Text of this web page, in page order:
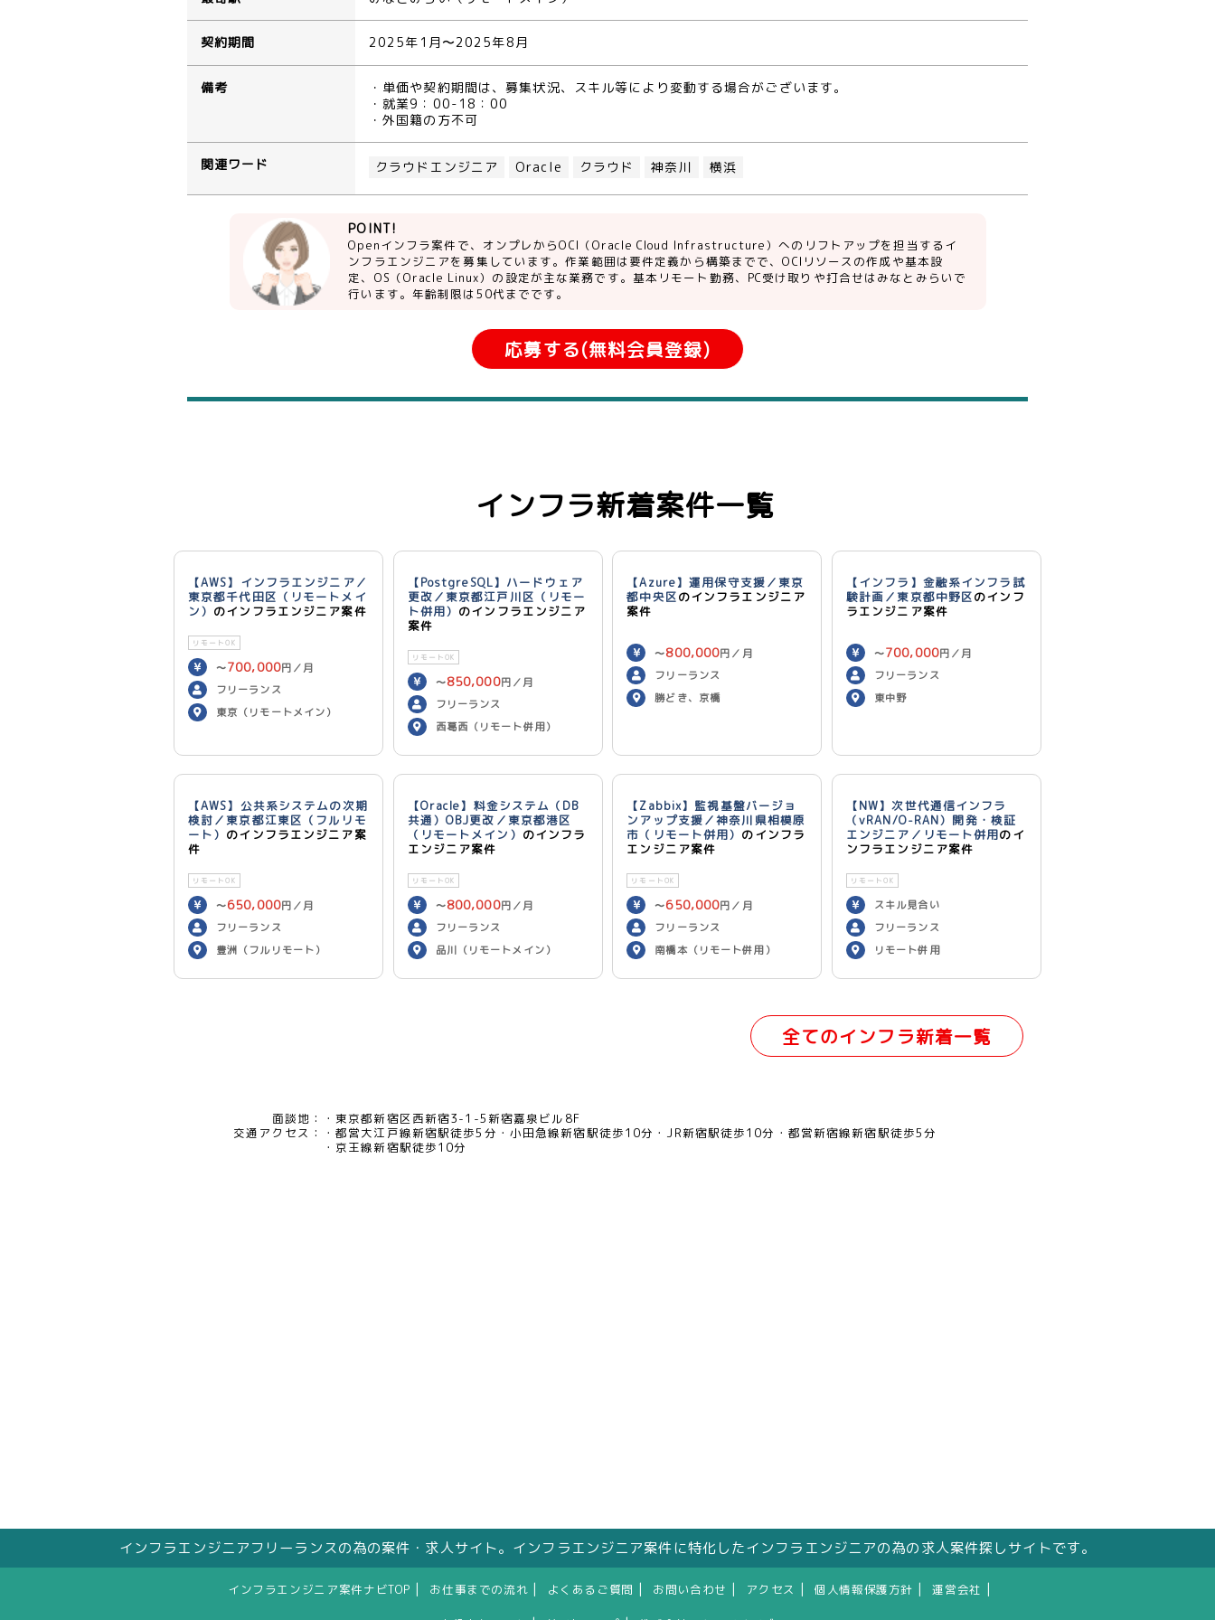
契約期間 2025年1月〜2025年8月
備考
・単価や契約期間は、募集状況、スキル等により変動する場合がございます。
・就業9：00-18：00
・外国籍の方不可
関連ワード クラウドエンジニア Oracle クラウド 神奈川 横浜
POINT!
Openインフラ案件で、オンプレからOCI（Oracle Cloud Infrastructure）へのリフトアップを担当するイ
ンフラエンジニアを募集しています。作業範囲は要件定義から構築までで、OCIリソースの作成や基本設
定、OS（Oracle Linux）の設定が主な業務です。基本リモート勤務、PC受け取りや打合せはみなとみらいで
行います。年齢制限は50代までです。
応募する(無料会員登録)
インフラ新着案件一覧
【AWS】インフラエンジニア／
東京都千代田区（リモートメイ
ン） のインフラエンジニア案件
リモートOK
〜700,000円／月
フリーランス
東京（リモートメイン）
【PostgreSQL】ハードウェア
更改／東京都江戸川区（リモー
ト併用） のインフラエンジニア
案件
リモートOK
〜850,000円／月
フリーランス
西葛西（リモート併用）
【Azure】運用保守支援／東京
都中央区のインフラエンジニア
案件
〜800,000円／月
フリーランス
勝どき、京橋
【インフラ】金融系インフラ試
験計画／東京都中野区のインフ
ラエンジニア案件
〜700,000円／月
フリーランス
東中野
【AWS】公共系システムの次期
検討／東京都江東区（フルリモ
ート） のインフラエンジニア案
件
リモートOK
〜650,000円／月
フリーランス
豊洲（フルリモート）
【Oracle】料金システム（DB
共通）OBJ更改／東京都港区
（リモートメイン） のインフラ
エンジニア案件
リモートOK
〜800,000円／月
フリーランス
品川（リモートメイン）
【Zabbix】監視基盤バージョ
ンアップ支援／神奈川県相模原
市（リモート併用） のインフラ
エンジニア案件
リモートOK
〜650,000円／月
フリーランス
南橋本（リモート併用）
【NW】次世代通信インフラ
（vRAN/O-RAN）開発・検証
エンジニア／リモート併用のイ
ンフラエンジニア案件
リモートOK
スキル見合い
フリーランス
リモート併用
全てのインフラ新着一覧
面談地：
東京都新宿区西新宿3-1-5新宿嘉泉ビル8F
交通アクセス：
都営大江戸線新宿駅徒歩5分 小田急線新宿駅徒歩10分 JR新宿駅徒歩10分
都営新宿線新宿駅徒歩5分
京王線新宿駅徒歩10分
インフラエンジニアフリーランスの為の案件・求人サイト。インフラエンジニア案件に特化したインフラエンジニアの為の求人案件探しサイトです。
インフラエンジニア案件ナビTOP お仕事までの流れ よくあるご質問 お問い合わせ アクセス 個人情報保護方針 運営会社